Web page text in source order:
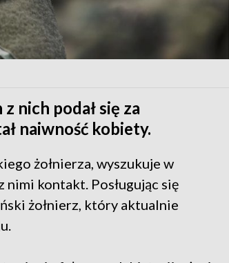
nich podał się za
naiwność kobiety.
żołnierza, wyszukuje w
nimi kontakt. Posługując się
żołnierz, który aktualnie